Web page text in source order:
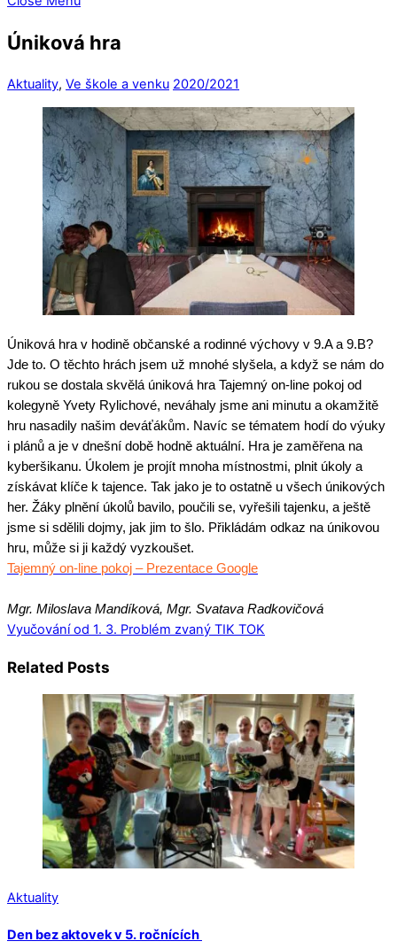
Úniková hra
Aktuality, Ve škole a venku 2020/2021
Úniková hra v hodině občanské a rodinné výchovy v 9.A a 9.B?
Jde to. O těchto hrách jsem už mnohé slyšela, a když se nám do
rukou se dostala skvělá úniková hra Tajemný on-line pokoj od
kolegyně Yvety Rylichové, neváhaly jsme ani minutu a okamžitě
hru nasadily našim deváťákům. Navíc se tématem hodí do výuky
i plánů a je v dnešní době hodně aktuální. Hra je zaměřena na
kyberšikanu. Úkolem je projít mnoha místnostmi, plnit úkoly a
získávat klíče k tajence. Tak jako je to ostatně u všech únikových
her. Žáky plnění úkolů bavilo, poučili se, vyřešili tajenku, a ještě
jsme si sdělili dojmy, jak jim to šlo. Přikládám odkaz na únikovou
hru, může si ji každý vyzkoušet.
Tajemný on-line pokoj – Prezentace Google
Mgr. Miloslava Mandíková, Mgr. Svatava Radkovičová
Vyučování od 1. 3. Problém zvaný TIK TOK
Related Posts
Aktuality
Den bez aktovek v 5. ročnících